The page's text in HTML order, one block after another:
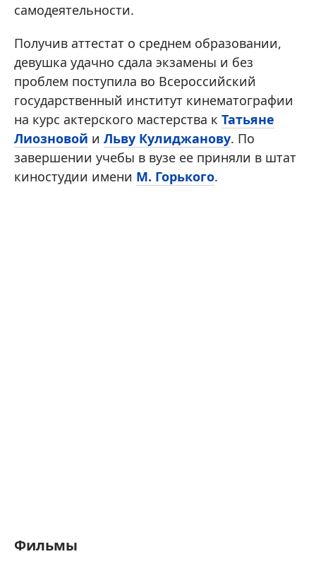
самодеятельности.
Получив аттестат о среднем образовании,
девушка удачно сдала экзамены и без
проблем поступила во Всероссийский
государственный институт кинематографии
на курс актерского мастерства к Татьяне
Лиозновой и Льву Кулиджанову. По
завершении учебы в вузе ее приняли в штат
киностудии имени М. Горького.
Фильмы